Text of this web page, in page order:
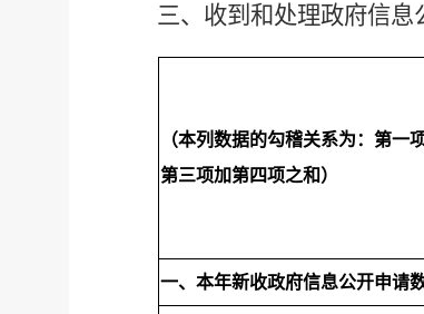
三、收到和处理政府信息
（本列数据的勾稽关系为：第一
第三项加第四项之和）
一、本年新收政府信息公开申请